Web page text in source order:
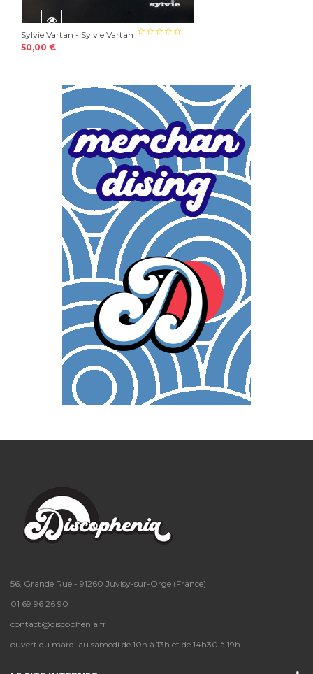
Sylvie Vartan - Sylvie Vartan
50,00 €
56, Grande Rue - 91260 Juvisy-sur-Orge (France)
01 69 96 26 90
contact@discophenia.fr
ouvert du mardi au samedi de 10h à 13h et de 14h30 à 19h